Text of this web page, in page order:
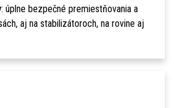
: úplne bezpečné premiestňovania a
aj na stabilizátoroch, na rovine aj